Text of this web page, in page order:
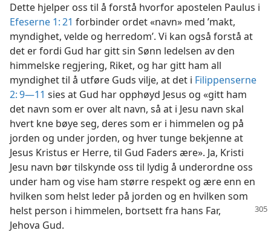
Dette hjelper oss til å forstå hvorfor apostelen Paulus i
Efeserne 1: 21 forbinder ordet «navn» med ’makt,
myndighet, velde og herredom’. Vi kan også forstå at
det er fordi Gud har gitt sin Sønn ledelsen av den
himmelske regjering, Riket, og har gitt ham all
myndighet til å utføre Guds vilje, at det i Filippenserne
2: 9—11 sies at Gud har opphøyd Jesus og «gitt ham
det navn som er over alt navn, så at i Jesu navn skal
hvert kne bøye seg, deres som er i himmelen og på
jorden og under jorden, og hver tunge bekjenne at
Jesus Kristus er Herre, til Gud Faders ære». Ja, Kristi
Jesu navn bør tilskynde oss til lydig å underordne oss
under ham og vise ham større respekt og ære enn en
hvilken som helst leder på jorden og en hvilken som
helst person i himmelen, bortsett fra hans Far,
Jehova Gud.